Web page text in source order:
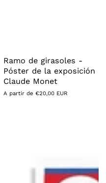
Ramo de girasoles -
Póster de la exposición
Claude Monet
Precio
habitual
A partir de €20,00 EUR